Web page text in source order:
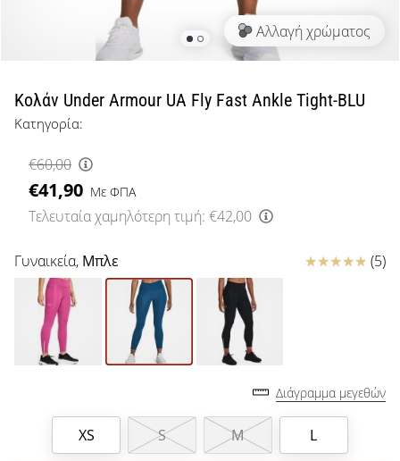
μπάσκετ
όπως
εμείς;
μαζί
μας
ως
πρεσβευτής
μάρκας
μας.
Εμφάνιση
Αλλαγή χρώματος
Κολάν Under Armour UA Fly Fast Ankle Tight-BLU
Κατηγορία:
€60,00
€41,90 Με ΦΠΑ
Τελευταία χαμηλότερη τιμή: €42,00
Γυναικεία, Μπλε Κριτικές (5)
Διάγραμμα μεγεθών
XS S M L